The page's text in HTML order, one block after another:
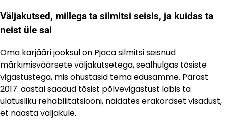
Väljakutsed, millega ta silmitsi seisis, ja kuidas ta
neist üle sai
Oma karjääri jooksul on Pjaca silmitsi seisnud
märkimisväärsete väljakutsetega, sealhulgas tõsiste
vigastustega, mis ohustasid tema edusamme. Pärast
2017. aastal saadud tõsist põlvevigastust läbis ta
ulatusliku rehabilitatsiooni, näidates erakordset visadust,
et naasta väljakule.